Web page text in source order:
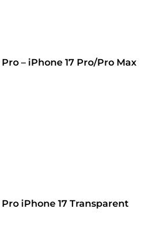
– iPhone 17 Pro/Pro Max
iPhone 17 Transparent